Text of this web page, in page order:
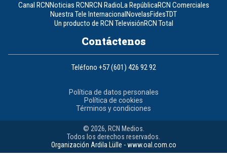
Canal RCNNoticias RCNRCN RadioLa RepúblicaRCN Comerciales
Nuestra Tele InternacionalNovelasFidesTDT
Un producto de RCN TelevisiónRCN Total
Contáctenos
Teléfono +57 (601) 426 92 92
Política de datos personales
Política de cookies
Términos y condiciones
© 2026, RCN Medios.
Todos los derechos reservados.
Organización Ardila Lülle - www.oal.com.co